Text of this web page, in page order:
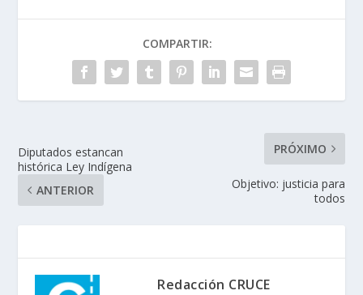
COMPARTIR:
Diputados estancan
histórica Ley Indígena
ANTERIOR
PRÓXIMO
Objetivo: justicia para
todos
Redacción CRUCE